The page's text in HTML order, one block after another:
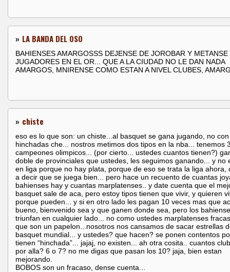
» LA BANDA DEL OSO
BAHIENSES AMARGOSSS DEJENSE DE JOROBAR Y METANSE
JUGADORES EN EL OR... QUE A LA CIUDAD NO LE DAN NADA
AMARGOS, MNIRENSE COMO ESTAN A NIVEL CLUBES,
» chiste
eso es lo que son: un chiste...al basquet se gana jugando, no con
hinchadas che... nostros metimos dos tipos en la nba... tenemos
campeones olimpicos... (por cierto... ustedes cuantos tienen?)
doble de provinciales que ustedes, les seguimos ganando... y no
en liga porque no hay plata, porque de eso se trata la liga ahora,
a decir que se juega bien... pero hace un recuento de cuantas
bahienses hay y cuantas marplatenses.. y date cuenta que el
basquet sale de aca, pero estoy tipos tienen que vivir, y quieren
porque pueden... y si en otro lado les pagan 10 veces mas que
bueno, bienvenido sea y que ganen donde sea, pero los
triunfan en cualquier lado... no como ustedes marplatenses
que son un papelon...nosotros nos cansamos de sacar estrellas
basquet mundial... y ustedes? que hacen? se ponen contentos
tienen “hinchada”... jajaj, no existen... ah otra cosita.. cuantos
por alla? 6 o 7? no me digas que pasan los 10? jaja, bien estan
mejorando.
BOBOS son un fracaso, dense cuenta...